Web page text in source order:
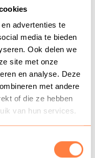
advertenties te
media te bieden
Ook delen we
site met onze
en analyse. Deze
met andere
of die ze hebben
van hun services.
naar een
leidinggevende
de post-hbo
van
gaan doen.
dat dat